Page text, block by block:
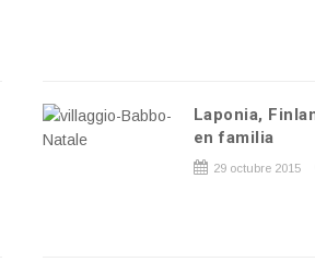
Laponia,
en familia
29 octubre 2015